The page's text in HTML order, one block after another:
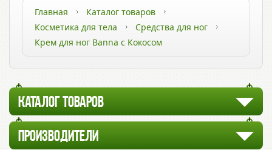
Главная
Каталог товаров
Косметика для тела
Средства для ног
Крем для ног Banna с Кокосом
КАТАЛОГ ТОВАРОВ
ПРОИЗВОДИТЕЛИ